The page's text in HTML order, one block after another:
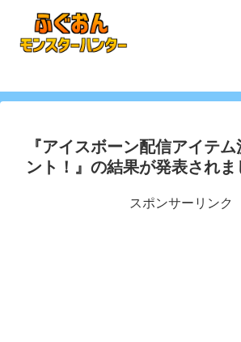
『アイスボーン配信アイテ
ント！』の結果が発表されま
スポンサーリンク